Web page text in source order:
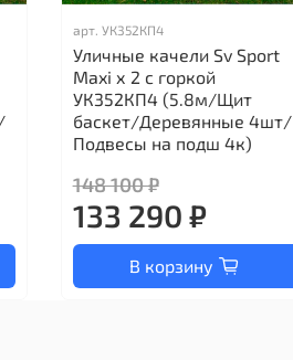
арт. УК352КП4
Уличные качели Sv Sport
Maxi х 2 с горкой
УК352КП4 (5.8м/Щит
баскет/Деревянные 4шт/
Подвесы на подш 4к)
148 100 ₽
133 290 ₽
В корзину